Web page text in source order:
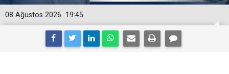
19:45
08 Ağustos 2026